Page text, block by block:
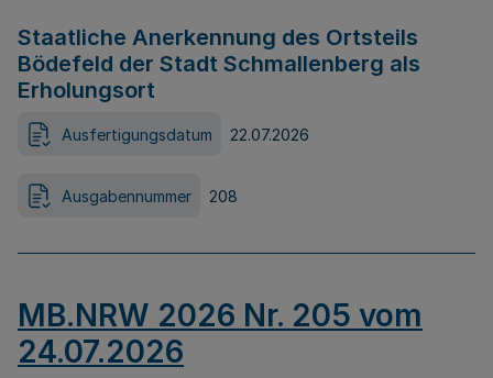
Staatliche Anerkennung des Ortsteils
Bödefeld der Stadt Schmallenberg als
Erholungsort
Ausfertigungsdatum 22.07.2026
Ausgabennummer 208
MB.NRW 2026 Nr. 205 vom
24.07.2026